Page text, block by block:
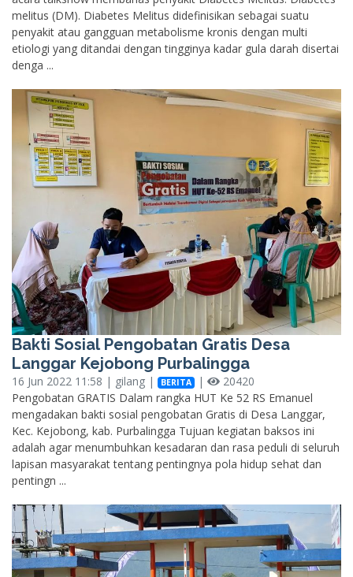
melitus (DM). Diabetes Melitus didefinisikan sebagai suatu
penyakit atau gangguan metabolisme kronis dengan multi
etiologi yang ditandai dengan tingginya kadar gula darah disertai
denga ...
Bakti Sosial Pengobatan Gratis Desa
Langgar Kejobong Purbalingga
16 Jun 2022 11:58 | gilang | BERITA |
20420
Pengobatan GRATIS Dalam rangka HUT Ke 52 RS Emanuel
mengadakan bakti sosial pengobatan Gratis di Desa Langgar,
Kec. Kejobong, kab. Purbalingga Tujuan kegiatan baksos ini
adalah agar menumbuhkan kesadaran dan rasa peduli di seluruh
lapisan masyarakat tentang pentingnya pola hidup sehat dan
pentingn ...